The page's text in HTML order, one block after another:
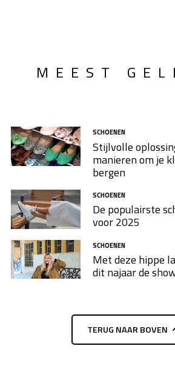
MEEST
SCHOENEN
Stijlvolle
manieren om je
bergen
SCHOENEN
De populairste
voor 2025
SCHOENEN
Met deze hippe
dit najaar de
TERUG NAAR BOVEN